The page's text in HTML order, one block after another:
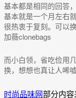
基本都是相同的回答
基本就是一个月左右
很热衷于复刻。可以
加薇clonebags
而小白领，省吃俭用
换，想想也真让人唏嘘
时尚品味网部分内容